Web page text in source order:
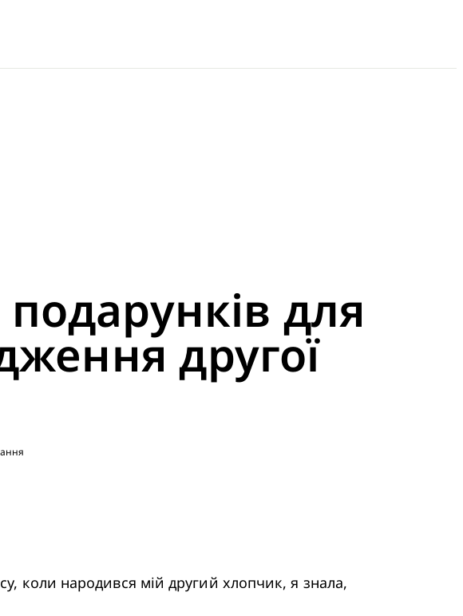
для
другої
коли народився мій другий хлопчик, я знала,